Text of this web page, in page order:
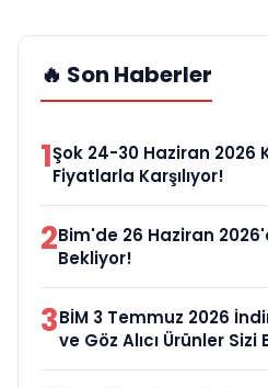
🔥 Son Haberler
1Şok 24-30 Haziran 2026
Fiyatlarla Karşılıyor!
2Bim'de 26 Haziran
Bekliyor!
3BİM 3 Temmuz 2026
ve Göz Alıcı Ürünler Sizi